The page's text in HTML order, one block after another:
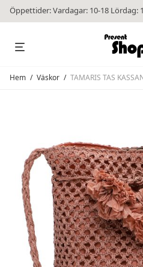
Öppettider: Vardagar: 10-18 Lördag:
Hem / Väskor / TAMARIS TAS